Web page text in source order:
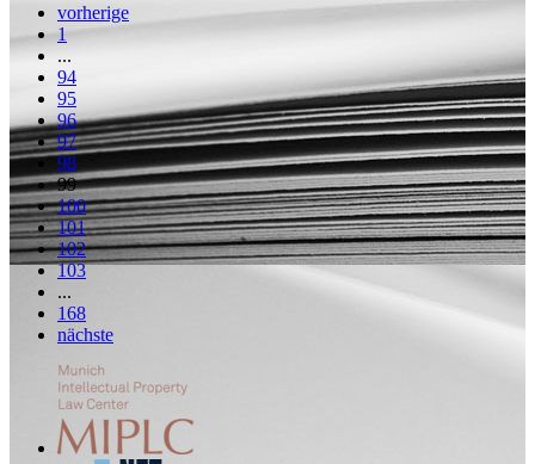
vorherige
1
...
94
95
96
97
98
99
100
101
102
103
...
168
nächste